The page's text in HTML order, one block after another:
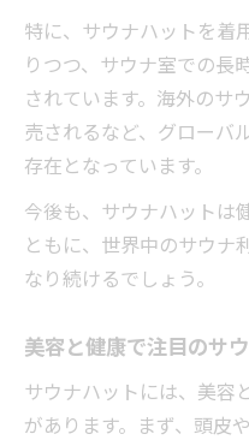
特に、サウナハットを着
りつつ、サウナ室での長
されています。海外のサ
売されるなど、グローバ
存在となっています。
今後も、サウナハットは
ともに、世界中のサウナ
なり続けるでしょう。
美容と健康で注目のサ
サウナハットには、美容
があります。まず、頭皮